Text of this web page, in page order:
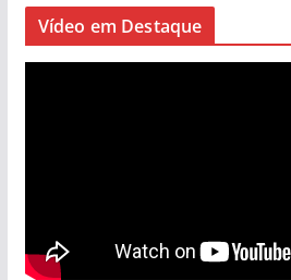
Vídeo em Destaque